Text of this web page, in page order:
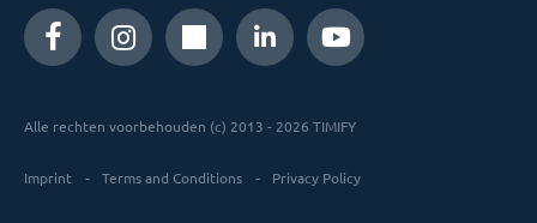
Alle rechten voorbehouden (c) 2013 - 2026 TIMIFY
Imprint Terms and Conditions Privacy Policy